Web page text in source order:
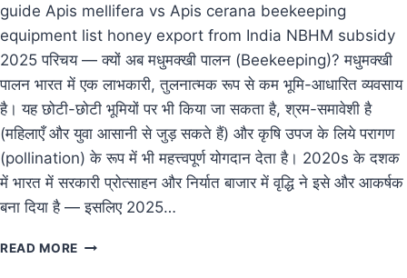
guide Apis mellifera vs Apis cerana beekeeping
equipment list honey export from India NBHM subsidy
2025 परिचय — क्यों अब मधुमक्खी पालन (Beekeeping)? मधुमक्खी
पालन भारत में एक लाभकारी, तुलनात्मक रूप से कम भूमि-आधारित व्यवसाय
है। यह छोटी-छोटी भूमियों पर भी किया जा सकता है, श्रम-समावेशी है
(महिलाएँ और युवा आसानी से जुड़ सकते हैं) और कृषि उपज के लिये परागण
(pollination) के रूप में भी महत्त्वपूर्ण योगदान देता है। 2020s के दशक
में भारत में सरकारी प्रोत्साहन और निर्यात बाजार में वृद्धि ने इसे और आकर्षक
बना दिया है — इसलिए 2025…
READ MORE HOW